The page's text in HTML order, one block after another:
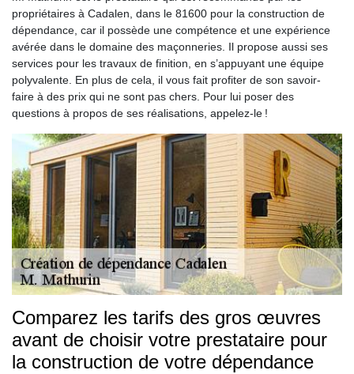
propriétaires à Cadalen, dans le 81600 pour la construction de
dépendance, car il possède une compétence et une expérience
avérée dans le domaine des maçonneries. Il propose aussi ses
services pour les travaux de finition, en s’appuyant une équipe
polyvalente. En plus de cela, il vous fait profiter de son savoir-
faire à des prix qui ne sont pas chers. Pour lui poser des
questions à propos de ses réalisations, appelez-le !
Comparez les tarifs des gros œuvres
avant de choisir votre prestataire pour
la construction de votre dépendance